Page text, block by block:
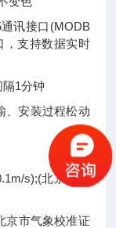
讯接口(MODB
，支持数据实时
1分钟
安装过程松动
s);(北京市气
市气象校准证